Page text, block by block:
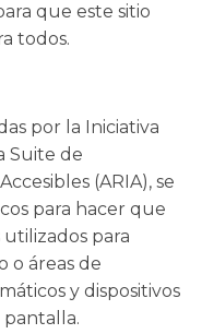
que este sitio
todos.
por la Iniciativa
Suite de
(ARIA), se
para hacer que
utilizados para
o áreas de
y dispositivos
pantalla.